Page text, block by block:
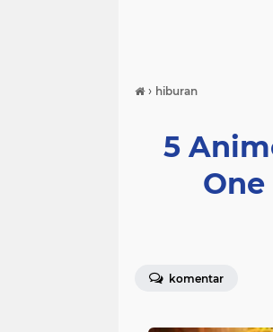
› hiburan
5
komentar